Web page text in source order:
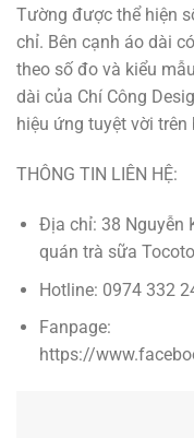
Tường được thể hiện
chỉ. Bên cạnh áo dài
theo số đo và kiểu
dài của Chí Công
hiệu ứng tuyệt vời trên
THÔNG TIN LIÊN HỆ:
Địa chỉ: 38 Nguyễn
quán trà sữa
Hotline: 0974 332
Fanpage:
https://